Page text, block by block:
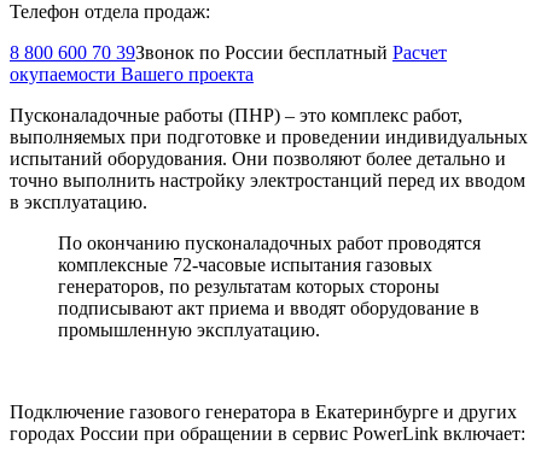
Телефон отдела продаж:
8 800 600 70 39Звонок по России бесплатный Расчет
окупаемости Вашего проекта
Пусконаладочные работы (ПНР) – это комплекс работ,
выполняемых при подготовке и проведении индивидуальных
испытаний оборудования. Они позволяют более детально и
точно выполнить настройку электростанций перед их вводом
в эксплуатацию.
По окончанию пусконаладочных работ проводятся
комплексные 72-часовые испытания газовых
генераторов, по результатам которых стороны
подписывают акт приема и вводят оборудование в
промышленную эксплуатацию.
Подключение газового генератора в Екатеринбурге и других
городах России при обращении в сервис PowerLink включает: